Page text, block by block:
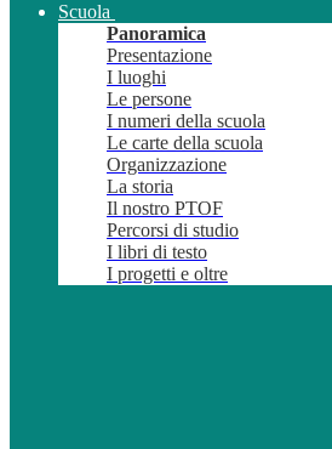
Scuola
Panoramica
Presentazione
I luoghi
Le persone
I numeri della scuola
Le carte della scuola
Organizzazione
La storia
Il nostro PTOF
Percorsi di studio
I libri di testo
I progetti e oltre